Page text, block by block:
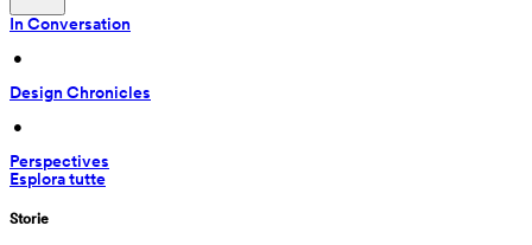
In Conversation
•
Design Chronicles
•
Perspectives
Esplora tutte
Storie